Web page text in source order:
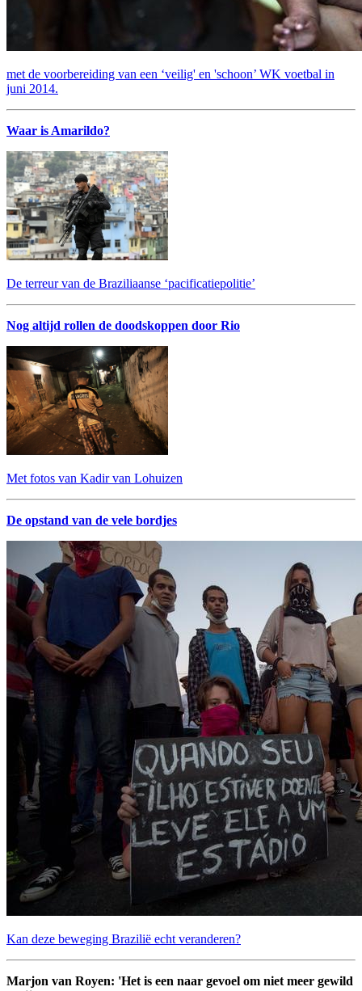
met de voorbereiding van een ‘veilig' en 'schoon’ WK voetbal in
juni 2014.
Waar is Amarildo?
De terreur van de Braziliaanse ‘pacificatiepolitie’
Nog altijd rollen de doodskoppen door Rio
Met fotos van Kadir van Lohuizen
De opstand van de vele bordjes
Kan deze beweging Brazilië echt veranderen?
Marjon van Royen: 'Het is een naar gevoel om niet meer gewild